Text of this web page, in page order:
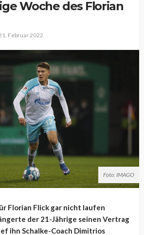
Woche des Florian
Februar 2022
Foto: IMAGO
Florian Flick gar nicht laufen
der 21-Jährige seinen Vertrag
ihn Schalke-Coach Dimitrios